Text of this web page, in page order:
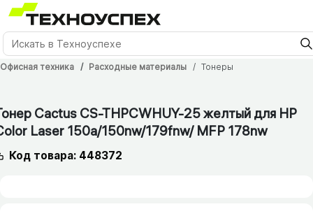
Офисная техника Расходные материалы Тонеры
Cactus CS-THPCWHUY-25 желтый для HP
Laser 150a/​150nw/​179fnw/​ MFP 178nw
Код товара: 448372